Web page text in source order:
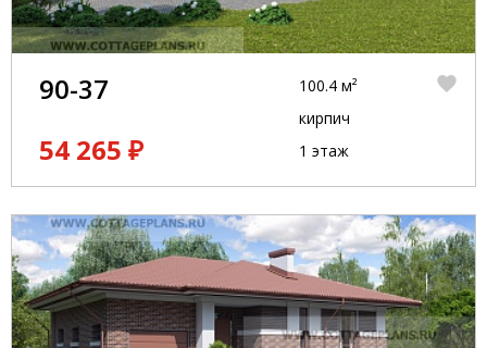
90-37
54 265 ₽
100.4 м²
кирпич
1 этаж